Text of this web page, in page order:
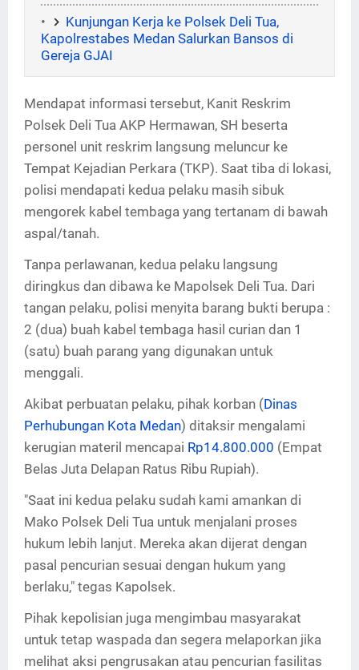
Kunjungan Kerja ke Polsek Deli Tua,
Kapolrestabes Medan Salurkan Bansos di
Gereja GJAI
Mendapat informasi tersebut, Kanit Reskrim
Polsek Deli Tua AKP Hermawan, SH beserta
personel unit reskrim langsung meluncur ke
Tempat Kejadian Perkara (TKP). Saat tiba di lokasi,
polisi mendapati kedua pelaku masih sibuk
mengorek kabel tembaga yang tertanam di bawah
aspal/tanah.
Tanpa perlawanan, kedua pelaku langsung
diringkus dan dibawa ke Mapolsek Deli Tua. Dari
tangan pelaku, polisi menyita barang bukti berupa :
2 (dua) buah kabel tembaga hasil curian dan 1
(satu) buah parang yang digunakan untuk
menggali.
Akibat perbuatan pelaku, pihak korban (Dinas
Perhubungan Kota Medan) ditaksir mengalami
kerugian materil mencapai Rp14.800.000 (Empat
Belas Juta Delapan Ratus Ribu Rupiah).
"Saat ini kedua pelaku sudah kami amankan di
Mako Polsek Deli Tua untuk menjalani proses
hukum lebih lanjut. Mereka akan dijerat dengan
pasal pencurian sesuai dengan hukum yang
berlaku," tegas Kapolsek.
Pihak kepolisian juga mengimbau masyarakat
untuk tetap waspada dan segera melaporkan jika
melihat aksi pengrusakan atau pencurian fasilitas